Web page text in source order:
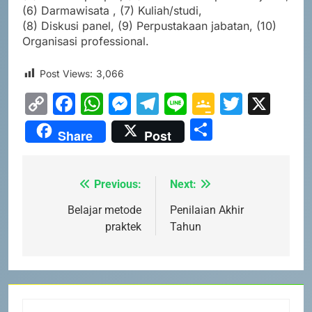
(6) Darmawisata , (7) Kuliah/studi,
(8) Diskusi panel, (9) Perpustakaan jabatan, (10)
Organisasi professional.
Post Views: 3,066
Copy
Link
Facebook
WhatsApp
Messenger
Telegram
LineGoogle
Share Post
NavigasiPrevious:
Belajar metode
praktek
Next:
Penilaian Akhir
Tahun